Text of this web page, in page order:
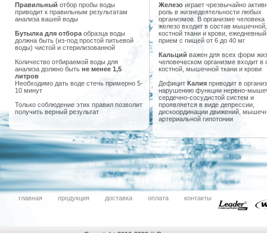
Правильный отбор пробы воды
приводит к правильным результатам
анализа вашей воды
Бутылка для отбора образца воды
должна быть (из-под простой питьевой
воды) чистой и стерилизованной
Количество отбираемой воды для
анализа должно быть не менее 1,5
литров
Необходимо дать воде стечь примерно 5-
10 минут
Только соблюдение этих правил позволит
получить верный результат
Железо играет чрезвычайно
роль в жизнедеятельности любых
организмов. В организме человека
железо входит в состав мышечной,
костной ткани и крови, ежедневный
прием с пищей от 6 до 40 мг
Кальций важен для всех форм
человеческом организме входит в
костной, мышечной ткани и крови
Дефицит Калия приводит в
нарушению функции нервно-
сердечно-сосудистой систем и
проявляется в виде депрессии,
дискоординации движений,
артериальной гипотонии
главная продукция доставка оплата контакты